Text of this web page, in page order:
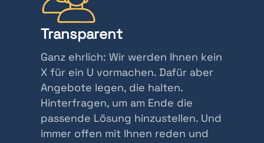
Transparent
Ganz ehrlich: Wir werden Ihnen kein
X für ein U vormachen. Dafür aber
Angebote legen, die halten.
Hinterfragen, um am Ende die
passende Lösung hinzustellen. Und
immer offen mit Ihnen reden und